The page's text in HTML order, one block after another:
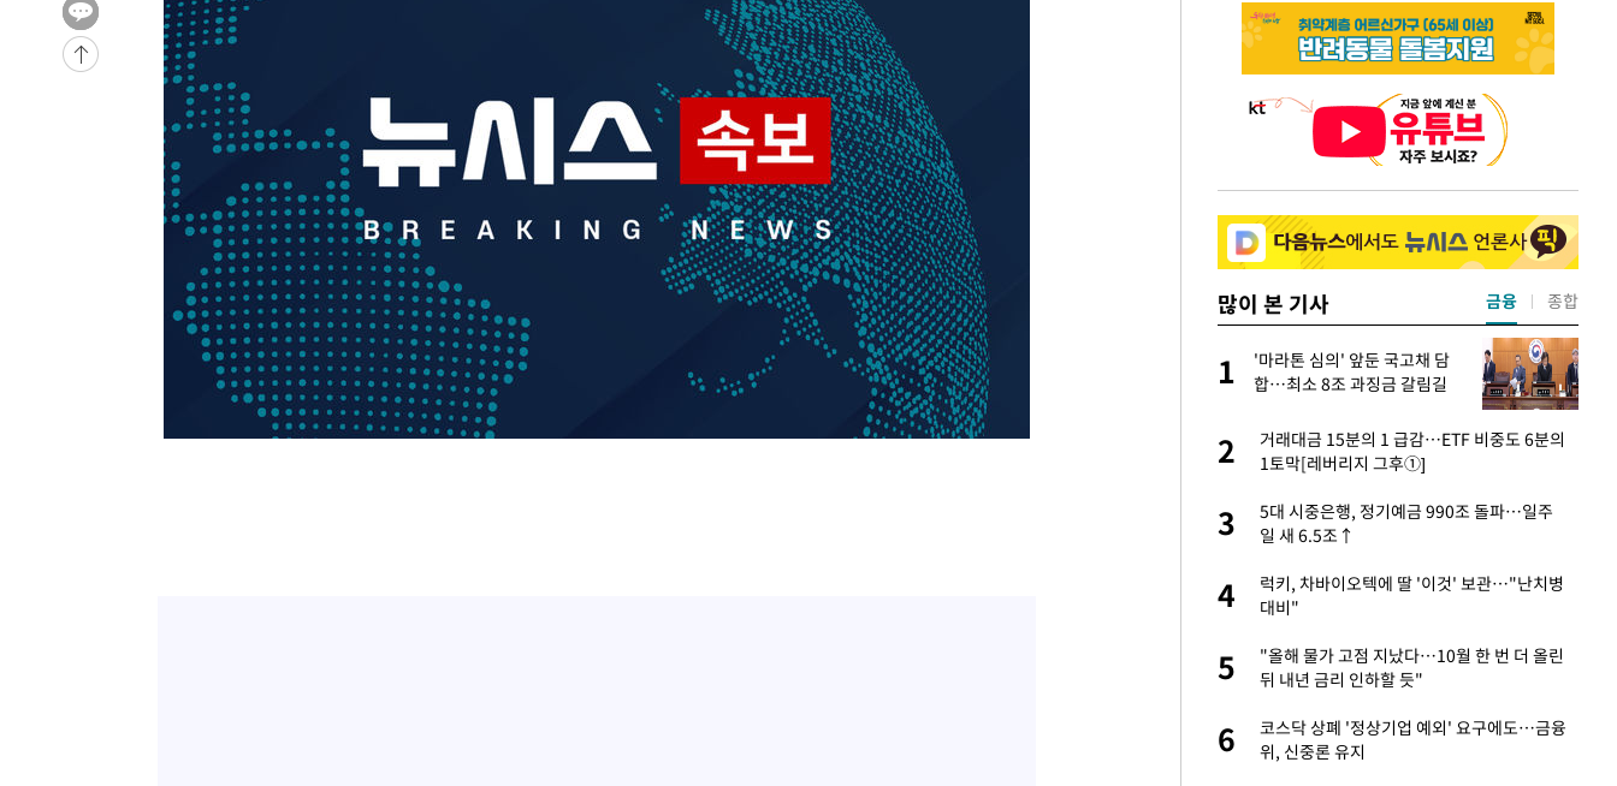
많이 본 기사
1
표창원, 남규리에 15년 만에
사과…"제가 틀렸습니다"
2
"창 3개 띄워도 답답함 없네"…'폴드8 울트
1
'마라톤 심의' 앞둔 국고채 담
합…최소 8조 과징금 갈림길
2
거래대금 15분의 1 급감…ETF 비중도 6분의
1토막[레버리지 그후①]
3
5대 시중은행, 정기예금 990조 돌파…일주
일 새 6.5조↑
4
럭키, 차바이오텍에 딸 '이것' 보관…"난치병
대비"
5
"올해 물가 고점 지났다…10월 한 번 더 올린
뒤 내년 금리 인하할 듯"
6
코스닥 상폐 '정상기업 예외' 요구에도…금융
위, 신중론 유지
금융 종합